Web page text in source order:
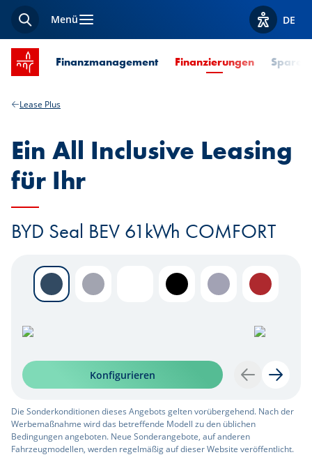
SucheMenü Optionen
DE
Startseite SPUERKEESS
Finanzmanagement FinanzierungenAktuelle
Sparen
Lease Plus
Ein All Inclusive Leasing
für Ihr
BYD Seal BEV 61kWh COMFORT
Atlantis GreyIndigo GreyPolar WhiteObsidian BlackLavender Grey
Ruby Red
Konfigurieren ZurückWeiter
Die Sonderkonditionen dieses Angebots gelten vorübergehend. Nach der
Werbemaßnahme wird das betreffende Modell zu den üblichen
Bedingungen angeboten. Neue Sonderangebote, auf anderen
Fahrzeugmodellen, werden regelmäßig auf dieser Website veröffentlicht.